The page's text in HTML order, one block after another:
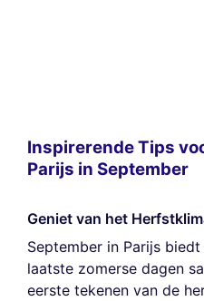
Inspirerende Tips
Parijs in September
Geniet van het
September in Parijs
laatste zomerse dagen
eerste tekenen van de